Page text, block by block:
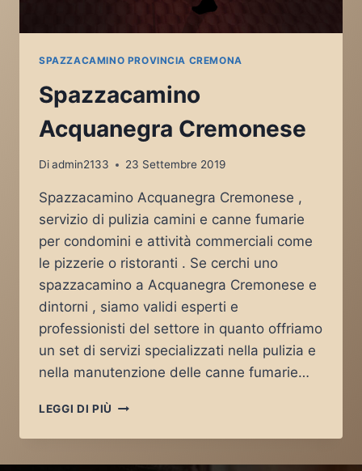
SPAZZACAMINO PROVINCIA CREMONA
Spazzacamino
Acquanegra Cremonese
Diadmin2133 23 Settembre 2019
Spazzacamino Acquanegra Cremonese ,
servizio di pulizia camini e canne fumarie
per condomini e attività commerciali come
le pizzerie o ristoranti . Se cerchi uno
spazzacamino a Acquanegra Cremonese e
dintorni , siamo validi esperti e
professionisti del settore in quanto offriamo
un set di servizi specializzati nella pulizia e
nella manutenzione delle canne fumarie…
LEGGI DI PIÙ SPAZZACAMINO
CREMONESE